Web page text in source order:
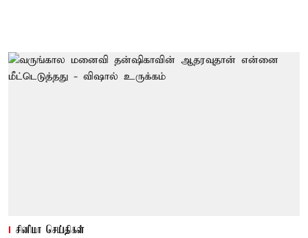
சினிமா செய்திகள்